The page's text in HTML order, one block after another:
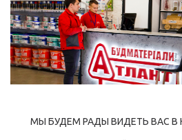
МЫ БУДЕМ РАДЫ ВИДЕТЬ ВАС В